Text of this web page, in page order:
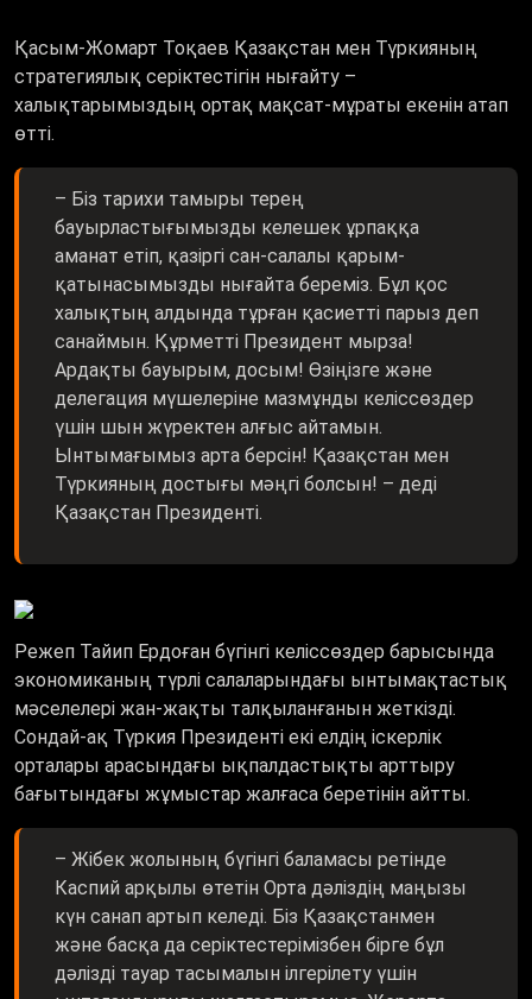
Қасым-Жомарт Тоқаев Қазақстан мен Түркияның
стратегиялық серіктестігін нығайту –
халықтарымыздың ортақ мақсат-мұраты екенін атап
өтті.
– Біз тарихи тамыры терең
бауырластығымызды келешек ұрпаққа
аманат етіп, қазіргі сан-салалы қарым-
қатынасымызды нығайта береміз. Бұл қос
халықтың алдында тұрған қасиетті парыз деп
санаймын. Құрметті Президент мырза!
Ардақты бауырым, досым! Өзіңізге және
делегация мүшелеріне мазмұнды келіссөздер
үшін шын жүректен алғыс айтамын.
Ынтымағымыз арта берсін! Қазақстан мен
Түркияның достығы мәңгі болсын! – деді
Қазақстан Президенті.
Режеп Тайип Ердоған бүгінгі келіссөздер барысында
экономиканың түрлі салаларындағы ынтымақтастық
мәселелері жан-жақты талқыланғанын жеткізді.
Сондай-ақ Түркия Президенті екі елдің іскерлік
орталары арасындағы ықпалдастықты арттыру
бағытындағы жұмыстар жалғаса беретінін айтты.
– Жібек жолының бүгінгі баламасы ретінде
Каспий арқылы өтетін Орта дәліздің маңызы
күн санап артып келеді. Біз Қазақстанмен
және басқа да серіктестерімізбен бірге бұл
дәлізді тауар тасымалын ілгерілету үшін